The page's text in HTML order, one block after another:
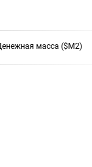
масса ($М2)